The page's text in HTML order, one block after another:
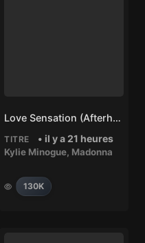
Love Sensation (Afterhours Mix) – Madonna, Kylie Minogue
TITRE • il y a 21 heures
Kylie Minogue, Madonna
130K